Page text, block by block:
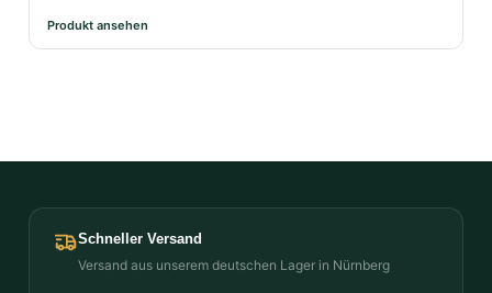
Produkt ansehen
Schneller Versand
Versand aus unserem deutschen Lager in Nürnberg